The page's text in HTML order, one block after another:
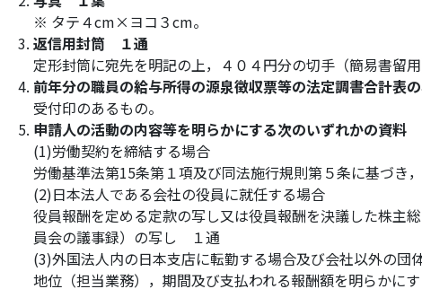
※ タテ４cm×ヨコ３cm。
返信用封筒 １通
定形封筒に宛先を明記の上，４０４円分の切手（簡易書留用
前年分の職員の給与所得の源泉徴収票等の法定調書合計表
受付印のあるもの。
申請人の活動の内容等を明らかにする次のいずれかの資料
(1)労働契約を締結する場合
労働基準法第15条第１項及び同法施行規則第５条に基づ
(2)日本法人である会社の役員に就任する場合
役員報酬を定める定款の写し又は役員報酬を決議した株主
員会の議事録）の写し １通
(3)外国法人内の日本支店に転勤する場合及び会社以外の団
地位（担当業務），期間及び支払われる報酬額を明らかに